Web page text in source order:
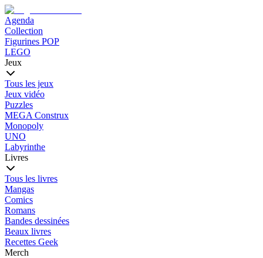
Agenda
Collection
Figurines POP
LEGO
Jeux
Tous les jeux
Jeux vidéo
Puzzles
MEGA Construx
Monopoly
UNO
Labyrinthe
Livres
Tous les livres
Mangas
Comics
Romans
Bandes dessinées
Beaux livres
Recettes Geek
Merch